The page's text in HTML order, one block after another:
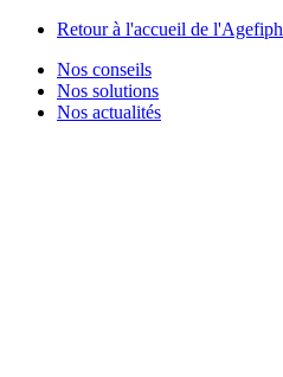
Retour à l'accueil de l'Agefiph
Nos conseils
Nos solutions
Nos actualités